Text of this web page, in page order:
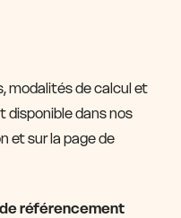
modalités de calcul et
disponible dans nos
et sur la page de
référencement